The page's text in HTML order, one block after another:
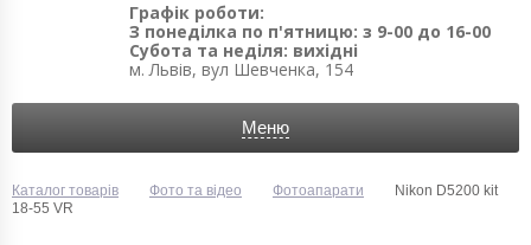
Графік роботи:
З понеділка по п'ятницю: з 9-00 до 16-00
Субота та неділя: вихідні
м. Львів, вул Шевченка, 154
Меню
Каталог товарів Фото та відео Фотоапарати
Nikon D5200 kit
18-55 VR